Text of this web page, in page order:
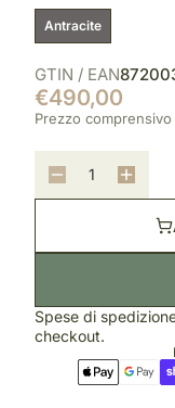
Antracite
GTIN / EAN
€490,00
Prezzo comprensivo
Spese di
checkout.